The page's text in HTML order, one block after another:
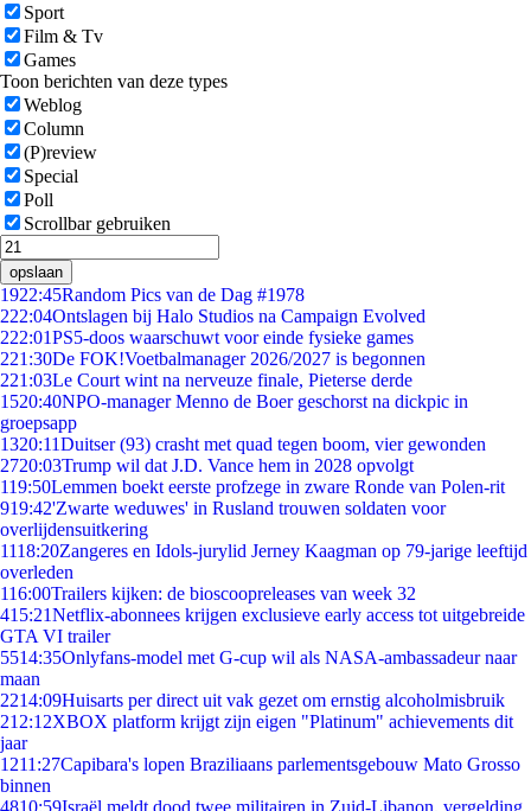
Sport
Film & Tv
Games
Toon berichten van deze types
Weblog
Column
(P)review
Special
Poll
Scrollbar gebruiken
opslaan
1922:45Random Pics van de Dag #1978
222:04Ontslagen bij Halo Studios na Campaign Evolved
222:01PS5-doos waarschuwt voor einde fysieke games
221:30De FOK!Voetbalmanager 2026/2027 is begonnen
221:03Le Court wint na nerveuze finale, Pieterse derde
1520:40NPO-manager Menno de Boer geschorst na dickpic in
groepsapp
1320:11Duitser (93) crasht met quad tegen boom, vier gewonden
2720:03Trump wil dat J.D. Vance hem in 2028 opvolgt
119:50Lemmen boekt eerste profzege in zware Ronde van Polen-rit
919:42'Zwarte weduwes' in Rusland trouwen soldaten voor
overlijdensuitkering
1118:20Zangeres en Idols-jurylid Jerney Kaagman op 79-jarige leeftijd
overleden
116:00Trailers kijken: de bioscoopreleases van week 32
415:21Netflix-abonnees krijgen exclusieve early access tot uitgebreide
GTA VI trailer
5514:35Onlyfans-model met G-cup wil als NASA-ambassadeur naar
maan
2214:09Huisarts per direct uit vak gezet om ernstig alcoholmisbruik
212:12XBOX platform krijgt zijn eigen "Platinum" achievements dit
jaar
1211:27Capibara's lopen Braziliaans parlementsgebouw Mato Grosso
binnen
4810:59Israël meldt dood twee militairen in Zuid-Libanon, vergelding